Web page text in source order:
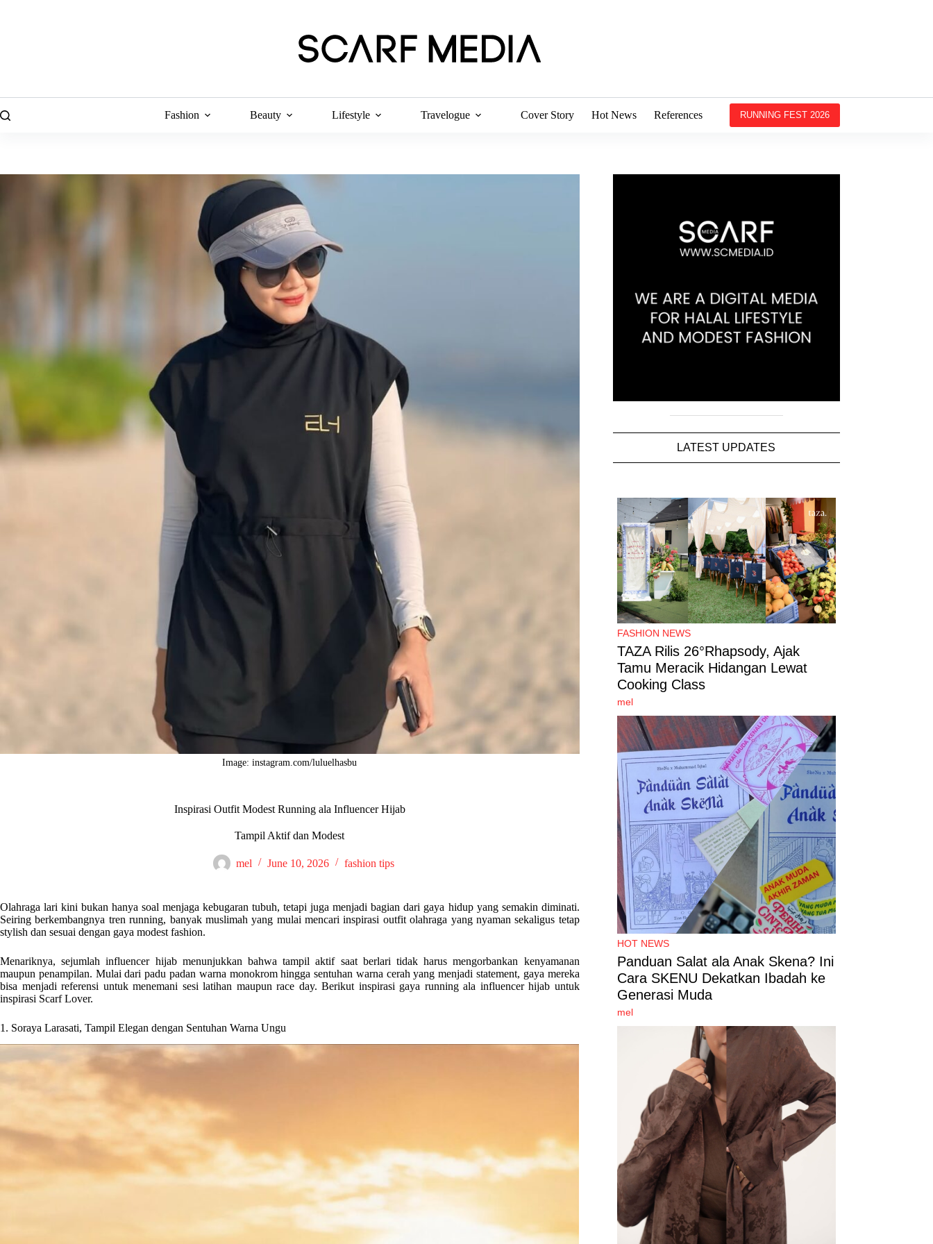
Fashion Beauty Lifestyle Travelogue Cover Story Hot News References RUNNING FEST 2026
Image: instagram.com/luluelhasbu
Inspirasi Outfit Modest Running ala Influencer Hijab
Tampil Aktif dan Modest
mel June 10, 2026 fashion tips
Olahraga lari kini bukan hanya soal menjaga kebugaran tubuh, tetapi juga menjadi bagian dari gaya hidup yang semakin diminati.
Seiring berkembangnya tren running, banyak muslimah yang mulai mencari inspirasi outfit olahraga yang nyaman sekaligus tetap
stylish dan sesuai dengan gaya modest fashion.
Menariknya, sejumlah influencer hijab menunjukkan bahwa tampil aktif saat berlari tidak harus mengorbankan kenyamanan
maupun penampilan. Mulai dari padu padan warna monokrom hingga sentuhan warna cerah yang menjadi statement, gaya mereka
bisa menjadi referensi untuk menemani sesi latihan maupun race day. Berikut inspirasi gaya running ala influencer hijab untuk
inspirasi Scarf Lover.
1. Soraya Larasati, Tampil Elegan dengan Sentuhan Warna Ungu
LATEST UPDATES
FASHION NEWS
TAZA Rilis 26°Rhapsody, Ajak
Tamu Meracik Hidangan Lewat
Cooking Class
mel
HOT NEWS
Panduan Salat ala Anak Skena? Ini
Cara SKENU Dekatkan Ibadah ke
Generasi Muda
mel